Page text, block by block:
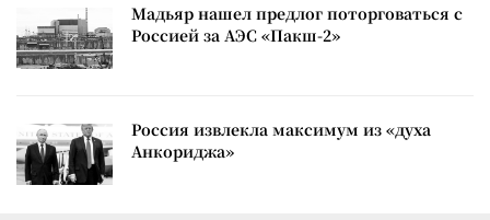
Мадьяр нашел предлог поторговаться с
Россией за АЭС «Пакш-2»
Россия извлекла максимум из «духа
Анкориджа»